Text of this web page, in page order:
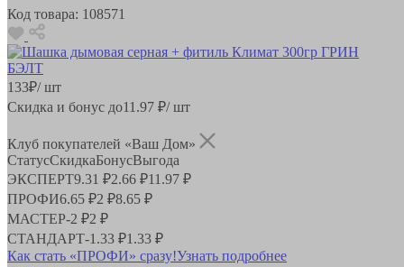
Код товара: 108571
133₽/ шт
Скидка и бонус до11.97 ₽/ шт
Клуб покупателей «Ваш Дом»
СтатусСкидкаБонусВыгода
ЭКСПЕРТ9.31 ₽2.66 ₽11.97 ₽
ПРОФИ6.65 ₽2 ₽8.65 ₽
МАСТЕР-2 ₽2 ₽
СТАНДАРТ-1.33 ₽1.33 ₽
Как стать «ПРОФИ» сразу!Узнать подробнее